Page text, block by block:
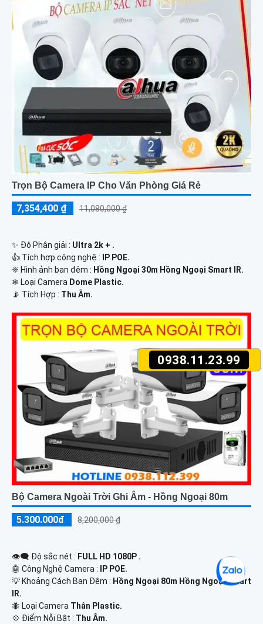
0938.11.23.99
Trọn Bộ Camera IP Cho Văn Phòng Giá Rẻ
7,354,400 ₫ 11,080,000 ₫
✨ Độ Phân giải : Ultra 2k + .
👍 Tích hợp công nghệ :
IP POE.
❈ Hình ảnh ban đêm : Hồng Ngoại 30m Hồng Ngoại Smart IR.
❄ Loại Camera Dome Plastic.
️📡 Tích Hợp : Thu Âm.
Bộ Camera Ngoài Trời Ghi Âm - Hồng Ngoại 80m
5.300.000đ 8,200,000 ₫
👁️‍🗨 Độ sắc nét : FULL HD 1080P .
🤖️ Công Nghệ Camera :
IP POE.
💡 Khoảng Cách Ban Đêm : Hồng Ngoại 80m Hồng Ngoại Smart
IR.
🐜 Loại Camera Thân Plastic.
️💠 Điểm Nỗi Bật : Thu Âm.